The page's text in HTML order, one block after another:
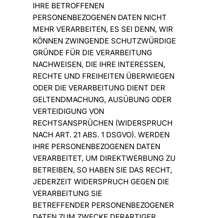
IHRE BETROFFENEN
PERSONENBEZOGENEN DATEN NICHT
MEHR VERARBEITEN, ES SEI DENN, WIR
KÖNNEN ZWINGENDE SCHUTZWÜRDIGE
GRÜNDE FÜR DIE VERARBEITUNG
NACHWEISEN, DIE IHRE INTERESSEN,
RECHTE UND FREIHEITEN ÜBERWIEGEN
ODER DIE VERARBEITUNG DIENT DER
GELTENDMACHUNG, AUSÜBUNG ODER
VERTEIDIGUNG VON
RECHTSANSPRÜCHEN (WIDERSPRUCH
NACH ART. 21 ABS. 1 DSGVO). WERDEN
IHRE PERSONENBEZOGENEN DATEN
VERARBEITET, UM DIREKTWERBUNG ZU
BETREIBEN, SO HABEN SIE DAS RECHT,
JEDERZEIT WIDERSPRUCH GEGEN DIE
VERARBEITUNG SIE
BETREFFENDER PERSONENBEZOGENER